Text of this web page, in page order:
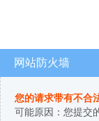
网站防火墙
您的请求带有不合
可能原因：您提交